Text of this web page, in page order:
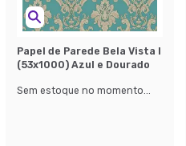
Papel de Parede Bela Vista l
(53x1000) Azul e Dourado
Sem estoque no momento...